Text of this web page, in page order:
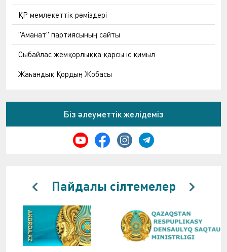
ҚР мемлекеттік рәміздері
"Аманат" партиясының сайты
Сыбайлас жемқорлыққа қарсы іс қимыл
Жаһандық Қордың Жобасы
Біз әлеуметтік желідеміз
Пайдалы сілтемелер